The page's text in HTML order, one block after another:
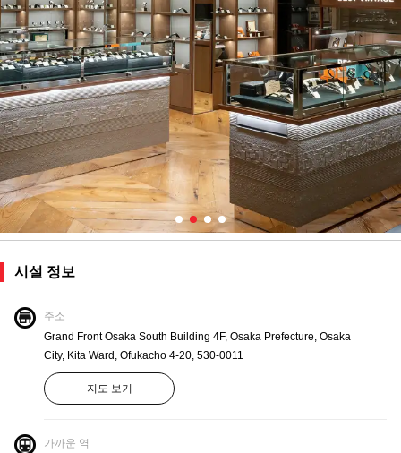
시설 정보
주소
Grand Front Osaka South Building 4F, Osaka Prefecture, Osaka
City, Kita Ward, Ofukacho 4-20, 530-0011
지도 보기
가까운 역